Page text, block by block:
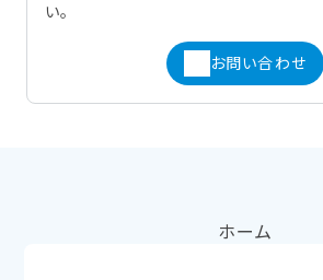
い。
お問い合わせ
ホーム